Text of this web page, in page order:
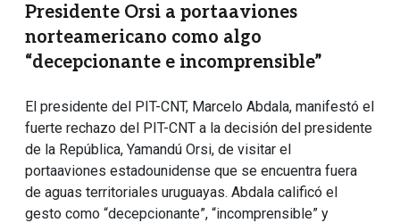
Presidente Orsi a portaaviones
norteamericano como algo
“decepcionante e incomprensible”
El presidente del PIT-CNT, Marcelo Abdala, manifestó el
fuerte rechazo del PIT-CNT a la decisión del presidente
de la República, Yamandú Orsi, de visitar el
portaaviones estadounidense que se encuentra fuera
de aguas territoriales uruguayas. Abdala calificó el
gesto como “decepcionante”, “incomprensible” y